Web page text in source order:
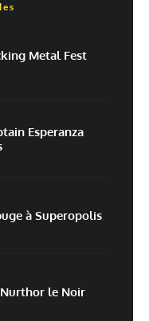
dans le navigateur pour
par e-mail.
mail.
Metal Fest
Esperanza
à Superopolis
le Noir